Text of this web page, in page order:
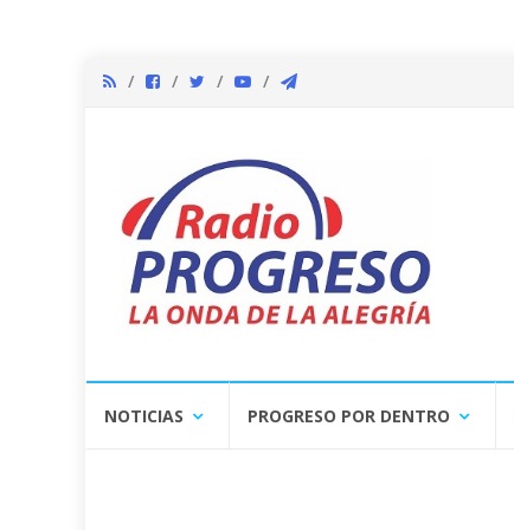
NOTICIAS PROGRESO POR DENTRO